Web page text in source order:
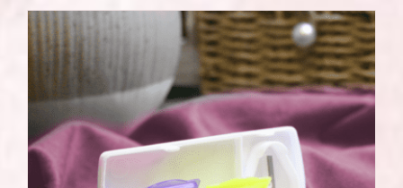
on
useampi
muunnelma.
Voit
tehdä
valinnat
tuotteen